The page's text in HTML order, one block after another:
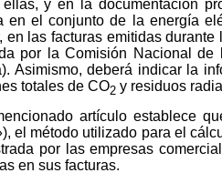
y en la documentación
en el conjunto de la energía
en las facturas emitidas
por la Comisión Nacional
Asimismo, deberá indicar la
totales de CO2 y residuos
artículo establece
el método utilizado para el
por las empresas
en sus facturas.